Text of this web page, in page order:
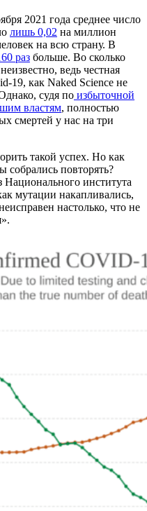
2021 года среднее число
лишь 0,02 на миллион
на всю страну. В
раз больше. Во сколько
ведь честная
19, как Naked Science не
судя по избыточной
властям, полностью
смертей у нас на три
такой успех. Но как
повторять?
института
мутации накапливались,
настолько, что не